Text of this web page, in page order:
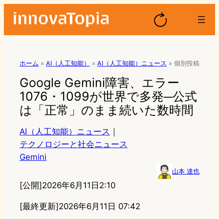
ホーム » AI（人工知能） » AI（人工知能）ニュース » 個別投稿
Google Gemini障害、エラー
1076・1099が世界で多発─公式
は「正常」のまま続いた数時間
AI（人工知能）ニュース ｜
テクノロジーと社会ニュース
Gemini
山本 達也
[公開]2026年6月11日2:10
[最終更新]2026年6月11日 07:42